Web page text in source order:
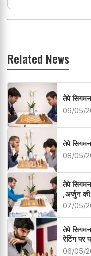
Related News
तेपे
09/05/
तेपे
08/05/
तेपे
,अर्जुन की
07/05/
तेपे
रेटिंग पर
06/05/